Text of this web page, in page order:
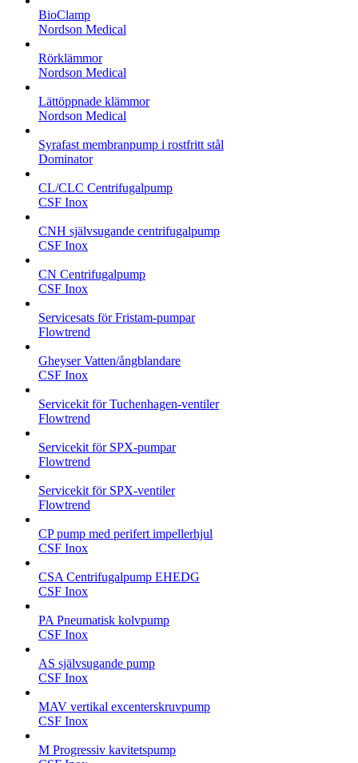
BioClamp
Nordson Medical
Rörklämmor
Nordson Medical
Lättöppnade klämmor
Nordson Medical
Syrafast membranpump i rostfritt stål
Dominator
CL/CLC Centrifugalpump
CSF Inox
CNH självsugande centrifugalpump
CSF Inox
CN Centrifugalpump
CSF Inox
Servicesats för Fristam-pumpar
Flowtrend
Gheyser Vatten/ångblandare
CSF Inox
Servicekit för Tuchenhagen-ventiler
Flowtrend
Servicekit för SPX-pumpar
Flowtrend
Servicekit för SPX-ventiler
Flowtrend
CP pump med perifert impellerhjul
CSF Inox
CSA Centrifugalpump EHEDG
CSF Inox
PA Pneumatisk kolvpump
CSF Inox
AS självsugande pump
CSF Inox
MAV vertikal excenterskruvpump
CSF Inox
M Progressiv kavitetspump